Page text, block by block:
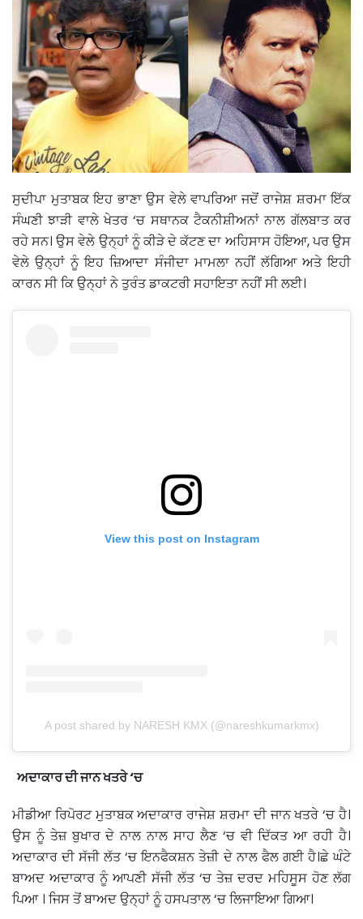
ਸੁਦੀਪਾ ਮੁਤਾਬਕ ਇਹ ਭਾਣਾ ਉਸ ਵੇਲੇ ਵਾਪਰਿਆ ਜਦੋਂ ਰਾਜੇਸ਼ ਸ਼ਰਮਾ ਇੱਕ
ਸੰਘਣੀ ਝਾੜੀ ਵਾਲੇ ਖੇਤਰ ‘ਚ ਸਥਾਨਕ ਟੈਕਨੀਸ਼ੀਅਨਾਂ ਨਾਲ ਗੱਲਬਾਤ ਕਰ
ਰਹੇ ਸਨ। ਉਸ ਵੇਲੇ ਉਨ੍ਹਾਂ ਨੂੰ ਕੀੜੇ ਦੇ ਕੱਟਣ ਦਾ ਅਹਿਸਾਸ ਹੋਇਆ, ਪਰ ਉਸ
ਵੇਲੇ ਉਨ੍ਹਾਂ ਨੂੰ ਇਹ ਜ਼ਿਆਦਾ ਸੰਜੀਦਾ ਮਾਮਲਾ ਨਹੀਂ ਲੱਗਿਆ ਅਤੇ ਇਹੀ
ਕਾਰਨ ਸੀ ਕਿ ਉਨ੍ਹਾਂ ਨੇ ਤੁਰੰਤ ਡਾਕਟਰੀ ਸਹਾਇਤਾ ਨਹੀਂ ਸੀ ਲਈ।
View this post on Instagram
A post shared by NARESH KMX (@nareshkumarkmx)
ਅਦਾਕਾਰ ਦੀ ਜਾਨ ਖਤਰੇ ‘ਚ
ਮੀਡੀਆ ਰਿਪੋਰਟ ਮੁਤਾਬਕ ਅਦਾਕਾਰ ਰਾਜੇਸ਼ ਸ਼ਰਮਾ ਦੀ ਜਾਨ ਖਤਰੇ ‘ਚ ਹੈ।
ਉਸ ਨੂੰ ਤੇਜ਼ ਬੁਖਾਰ ਦੇ ਨਾਲ ਨਾਲ ਸਾਹ ਲੈਣ ‘ਚ ਵੀ ਦਿੱਕਤ ਆ ਰਹੀ ਹੈ।
ਅਦਾਕਾਰ ਦੀ ਸੱਜੀ ਲੱਤ ‘ਚ ਇਨਫੈਕਸ਼ਨ ਤੇਜ਼ੀ ਦੇ ਨਾਲ ਫੈਲ ਗਈ ਹੈ।ਛੇ ਘੰਟੇ
ਬਾਅਦ ਅਦਾਕਾਰ ਨੂੰ ਆਪਣੀ ਸੱਜੀ ਲੱਤ ‘ਚ ਤੇਜ਼ ਦਰਦ ਮਹਿਸੂਸ ਹੋਣ ਲੱਗ
ਪਿਆ । ਜਿਸ ਤੋਂ ਬਾਅਦ ਉਨ੍ਹਾਂ ਨੂੰ ਹਸਪਤਾਲ ‘ਚ ਲਿਜਾਇਆ ਗਿਆ।